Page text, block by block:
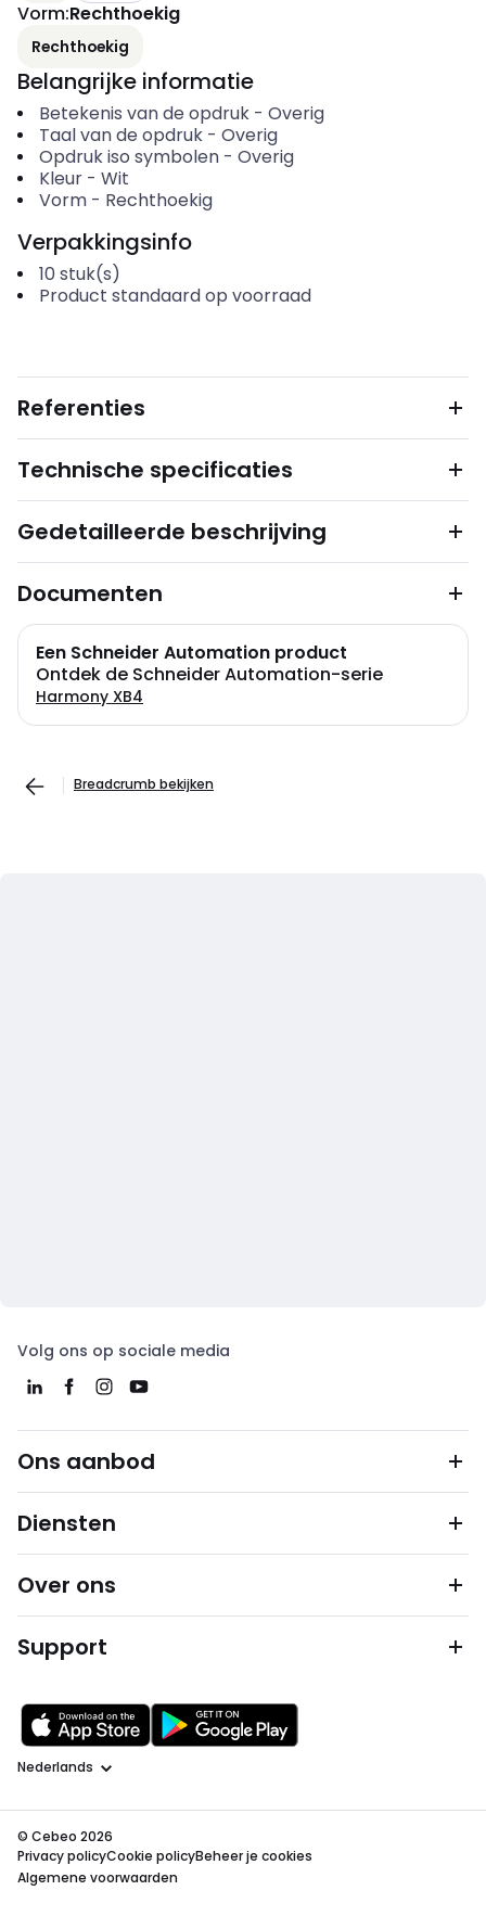
Vorm:Rechthoekig
Rechthoekig
Belangrijke informatie
Betekenis van de opdruk- Overig
Taal van de opdruk- Overig
Opdruk iso symbolen- Overig
Kleur- Wit
Vorm- Rechthoekig
Verpakkingsinfo
10 stuk(s)
Product standaard op voorraad
Referenties
Technische specificaties
Gedetailleerde beschrijving
Documenten
Een Schneider Automation product
Ontdek de Schneider Automation-serie
Harmony XB4
Breadcrumb bekijken
Volg ons op sociale media
Ons aanbod
Diensten
Over ons
Support
Taal
© Cebeo 2026
Privacy policyCookie policyBeheer je cookies
Algemene voorwaarden